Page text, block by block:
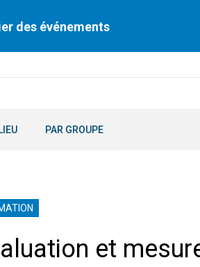
des événements
PAR GROUPE
et